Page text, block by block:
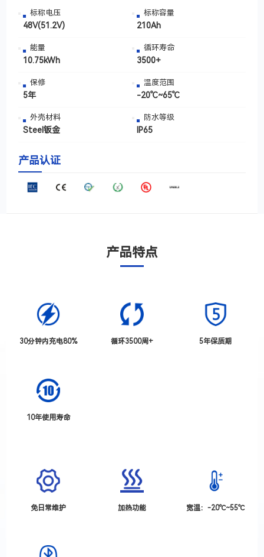
标称电压
48V(51.2V)
标称容量
210Ah
能量
10.75kWh
循环寿命
3500+
保修
5年
温度范围
-20℃~65℃
外壳材料
Steel钣金
防水等级
IP65
产品认证
产品特点
30分钟内充电80% 循环3500周+ 5年保质期
10年使用寿命
免日常维护 加热功能 宽温：-20℃~55℃